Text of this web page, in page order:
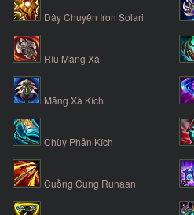
Dây Chuyền Iron Solari
Rìu Mãng Xà
Mãng Xà Kích
Chùy Phản Kích
Cuồng Cung Runaan